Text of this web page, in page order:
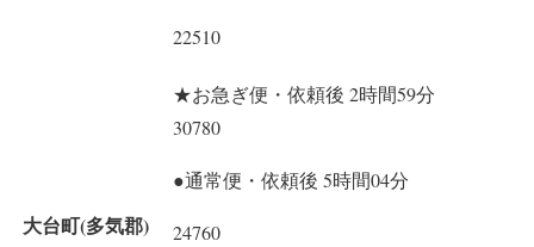
22510
大台町(多気郡)
★お急ぎ便・依頼後 2時間59分
30780
●通常便・依頼後 5時間04分
24760